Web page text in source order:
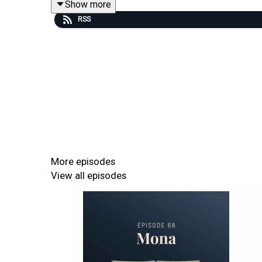
Luigi’s Mansion 3
Indiana Jones et le Cadran de la destinée
Indiana Jones et le Cercle Ancien
Show more
RSS
More episodes
View all episodes